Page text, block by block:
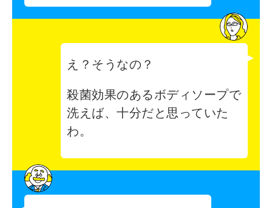
え？そうなの？
殺菌効果のあるボディソープで
洗えば、十分だと思っていた
わ。